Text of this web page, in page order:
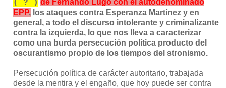
( ? )
EPP, los ataques contra Esperanza Martínez y en
general, a todo el discurso intolerante y criminalizante
contra la izquierda, lo que nos lleva a caracterizar
como una burda persecución política producto del
oscurantismo propio de los tiempos del stronismo.
Persecución política de carácter autoritario, trabajada
desde la mentira y el engaño, que hoy puede ser contra